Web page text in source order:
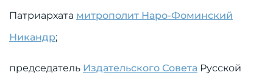
Патриархата митрополит Наро-Фоминский
Никандр;
председатель Издательского Совета Русской